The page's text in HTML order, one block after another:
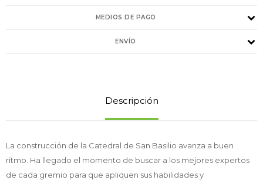
MEDIOS DE PAGO
ENVÍO
Descripción
La construcción de la Catedral de San Basilio avanza a buen
ritmo. Ha llegado el momento de buscar a los mejores expertos
de cada gremio para que apliquen sus habilidades y